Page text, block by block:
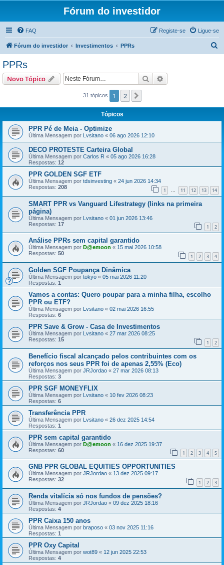
Fórum do investidor
FAQ Ligue-se
Registe-se
Fórum do investidor Investimentos PPRs
r
PPRs
Novo Tópico Pesquisar
31 tópicos 1 2
Tópicos
PPR Pé de Meia - Optimize
Última Mensagem por Lvsitano « 06 ago 2026 12:10
DECO PROTESTE Carteira Global
Última Mensagem por Carlos R « 05 ago 2026 16:28
Respostas: 12
PPR GOLDEN SGF ETF
Última Mensagem por tdsinvesting « 24 jun 2026 14:34
Respostas: 208 1 ... 11 12 13 14
SMART PPR vs Vanguard Lifestrategy (links na primeira
página)
Última Mensagem por Lvsitano « 01 jun 2026 13:46
Respostas: 17 1 2
Análise PPRs sem capital garantido
Última Mensagem por D@emoon « 15 mai 2026 10:58
Respostas: 50 1 2 3 4
Golden SGF Poupança Dinâmica
Última Mensagem por tokyo « 05 mai 2026 11:20
Respostas: 1
Vamos a contas: Quero poupar para a minha filha, escolho
PPR ou ETF?
Última Mensagem por Lvsitano « 02 mai 2026 16:55
Respostas: 6
PPR Save & Grow - Casa de Investimentos
Última Mensagem por Lvsitano « 27 mar 2026 08:25
Respostas: 15 1 2
Benefício fiscal alcançado pelos contribuintes com os
reforços nos seus PPR foi de apenas 2,55% (Eco)
Última Mensagem por JRJordao « 27 mar 2026 08:13
Respostas: 3
PPR SGF MONEYFLIX
Última Mensagem por Lvsitano « 10 fev 2026 08:23
Respostas: 6
Transferência PPR
Última Mensagem por Lvsitano « 26 dez 2025 14:54
Respostas: 1
PPR sem capital garantido
Última Mensagem por D@emoon « 16 dez 2025 19:37
Respostas: 60 1 2 3 4 5
GNB PPR GLOBAL EQUITIES OPPORTUNITIES
Última Mensagem por JRJordao « 13 dez 2025 09:17
Respostas: 32 1 2 3
Renda vitalícia só nos fundos de pensões?
Última Mensagem por JRJordao « 09 dez 2025 18:16
Respostas: 4
PPR Caixa 150 anos
Última Mensagem por braposo « 03 nov 2025 11:16
Respostas: 1
PPR Oxy Capital
Última Mensagem por wot89 « 12 jun 2025 22:53
Respostas: 4